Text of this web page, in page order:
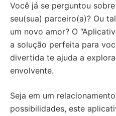
Você já se perguntou
seu(sua) parceiro(a)? Ou
um novo amor? O
a solução perfeita para
divertida te ajuda a
envolvente.
Seja em um
possibilidades, este